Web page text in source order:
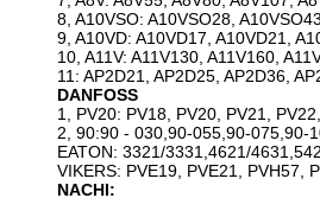
8, A10VSO: A10VSO28,
9, A10VD: A10VD17, A10VD21,
10, A11V: A11V130, A11V160,
11: AP2D21, AP2D25, AP2D36,
DANFOSS
1, PV20: PV18, PV20, PV21,
2, 90:90 - 030,90-055,90-075,90-
EATON: 3321/3331,4621/
VIKERS: PVE19, PVE21, PVH57,
NACHI: